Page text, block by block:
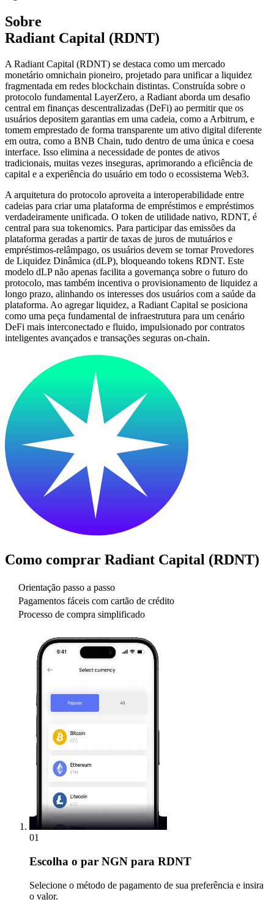
Sobre
Radiant Capital (RDNT)
A Radiant Capital (RDNT) se destaca como um mercado
monetário omnichain pioneiro, projetado para unificar a liquidez
fragmentada em redes blockchain distintas. Construída sobre o
protocolo fundamental LayerZero, a Radiant aborda um desafio
central em finanças descentralizadas (DeFi) ao permitir que os
usuários depositem garantias em uma cadeia, como a Arbitrum, e
tomem emprestado de forma transparente um ativo digital diferente
em outra, como a BNB Chain, tudo dentro de uma única e coesa
interface. Isso elimina a necessidade de pontes de ativos
tradicionais, muitas vezes inseguras, aprimorando a eficiência de
capital e a experiência do usuário em todo o ecossistema Web3.
A arquitetura do protocolo aproveita a interoperabilidade entre
cadeias para criar uma plataforma de empréstimos e empréstimos
verdadeiramente unificada. O token de utilidade nativo, RDNT, é
central para sua tokenomics. Para participar das emissões da
plataforma geradas a partir de taxas de juros de mutuários e
empréstimos-relâmpago, os usuários devem se tornar Provedores
de Liquidez Dinâmica (dLP), bloqueando tokens RDNT. Este
modelo dLP não apenas facilita a governança sobre o futuro do
protocolo, mas também incentiva o provisionamento de liquidez a
longo prazo, alinhando os interesses dos usuários com a saúde da
plataforma. Ao agregar liquidez, a Radiant Capital se posiciona
como uma peça fundamental de infraestrutura para um cenário
DeFi mais interconectado e fluido, impulsionado por contratos
inteligentes avançados e transações seguras on-chain.
Como comprar Radiant Capital (RDNT)
Orientação passo a passo
Pagamentos fáceis com cartão de crédito
Processo de compra simplificado
01
Escolha o par NGN para RDNT
Selecione o método de pagamento de sua preferência e insira
o valor.